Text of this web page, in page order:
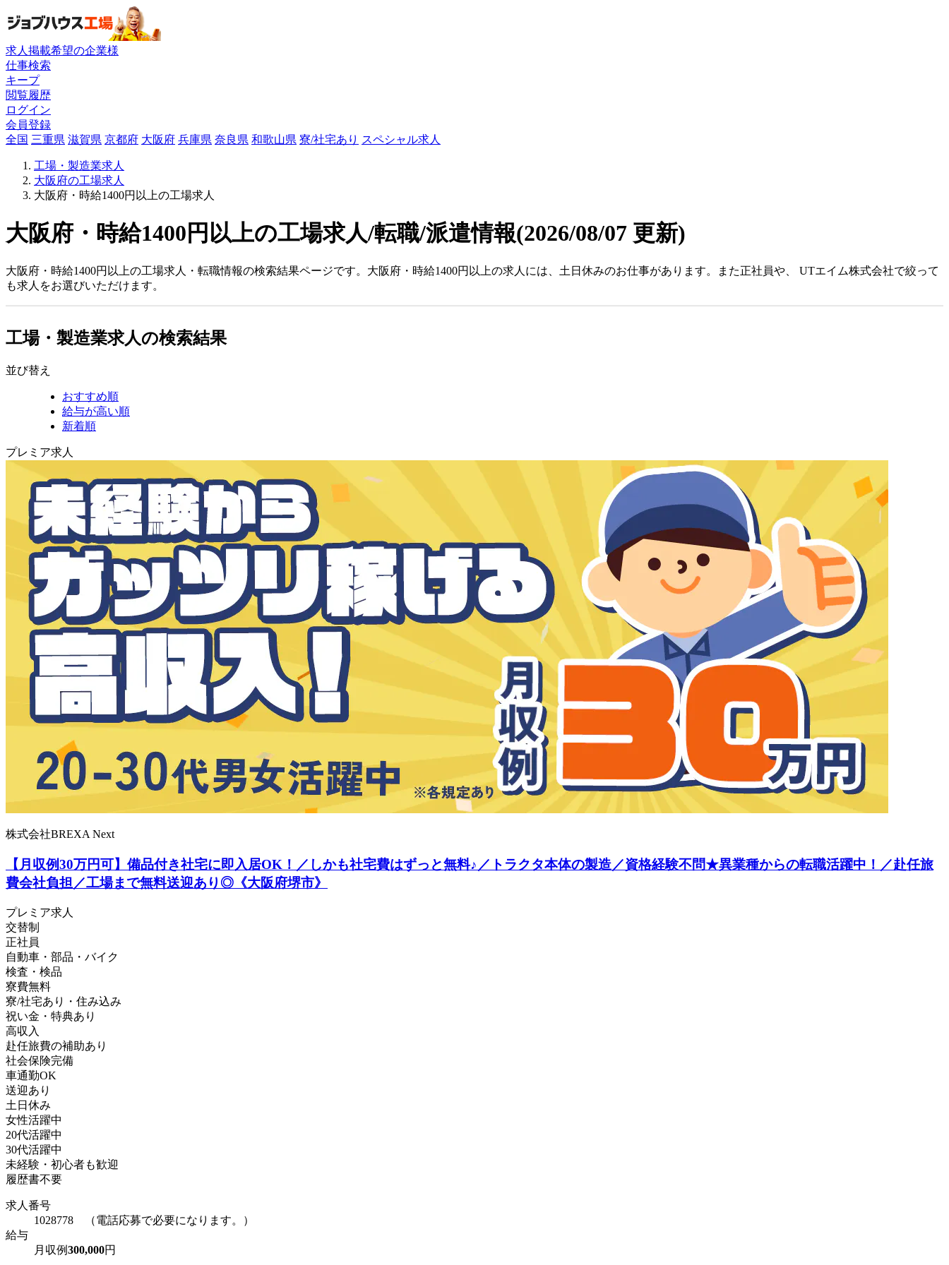
求人掲載希望の企業様
仕事検索
キープ
閲覧履歴
ログイン
会員登録
全国 三重県 滋賀県 京都府 大阪府 兵庫県 奈良県 和歌山県 寮/社宅あり スペシャル求人
工場・製造業求人
大阪府の工場求人
大阪府・時給1400円以上の工場求人
大阪府・時給1400円以上の工場求人/転職/派遣情報(2026/08/07 更新)
大阪府・時給1400円以上の工場求人・転職情報の検索結果ページです。大阪府・時給1400円以上の求人には、土日休みのお仕事があります。また正社員や、 UTエイム株式会社で絞って
も求人をお選びいただけます。
工場・製造業求人の検索結果
並び替え
おすすめ順
給与が高い順
新着順
プレミア求人
株式会社BREXA Next
【月収例30万円可】備品付き社宅に即入居OK！／しかも社宅費はずっと無料♪／トラクタ本体の製造／資格経験不問★異業種からの転職活躍中！／赴任旅
費会社負担／工場まで無料送迎あり◎《大阪府堺市》
プレミア求人
交替制
正社員
自動車・部品・バイク
検査・検品
寮費無料
寮/社宅あり・住み込み
祝い金・特典あり
高収入
赴任旅費の補助あり
社会保険完備
車通勤OK
送迎あり
土日休み
女性活躍中
20代活躍中
30代活躍中
未経験・初心者も歓迎
履歴書不要
求人番号
1028778 （電話応募で必要になります。）
給与
月収例300,000円